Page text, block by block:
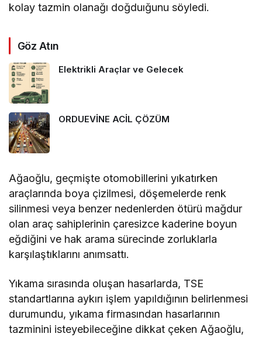
kolay tazmin olanağı doğduığunu söyledi.
Göz Atın
Elektrikli Araçlar ve Gelecek
ORDUEVİNE ACİL ÇÖZÜM
Ağaoğlu, geçmişte otomobillerini yıkatırken
araçlarında boya çizilmesi, döşemelerde renk
silinmesi veya benzer nedenlerden ötürü mağdur
olan araç sahiplerinin çaresizce kaderine boyun
eğdiğini ve hak arama sürecinde zorluklarla
karşılaştıklarını anımsattı.
Yıkama sırasında oluşan hasarlarda, TSE
standartlarına aykırı işlem yapıldığının belirlenmesi
durumundu, yıkama firmasından hasarlarının
tazminini isteyebileceğine dikkat çeken Ağaoğlu,